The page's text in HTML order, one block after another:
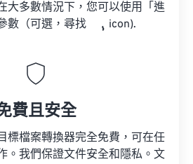
大多數情況下，您可以使用「進
數（可選，尋找
icon).
費且安全
標檔案轉換器完全免費，可在任
。我們保證文件安全和隱私。文